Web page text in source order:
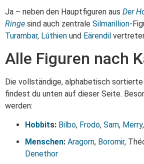
Ja – neben den Hauptfiguren aus Der
Ringe sind auch zentrale Silmarillion-
Turambar, Lúthien und Eärendil
Alle Figuren nach
Die vollständige, alphabetisch
findest du unten auf dieser Seite.
werden:
Hobbits: Bilbo, Frodo, Sam, Merry,
Menschen: Aragorn, Boromir,
Denethor